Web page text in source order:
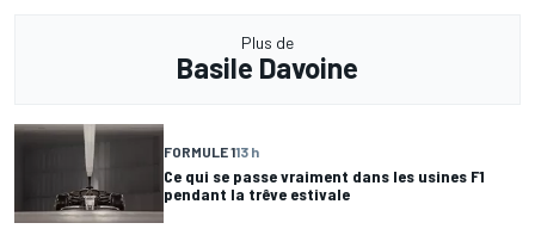
Plus de
Basile Davoine
FORMULE 113 h
Ce qui se passe vraiment dans les usines F1
pendant la trêve estivale